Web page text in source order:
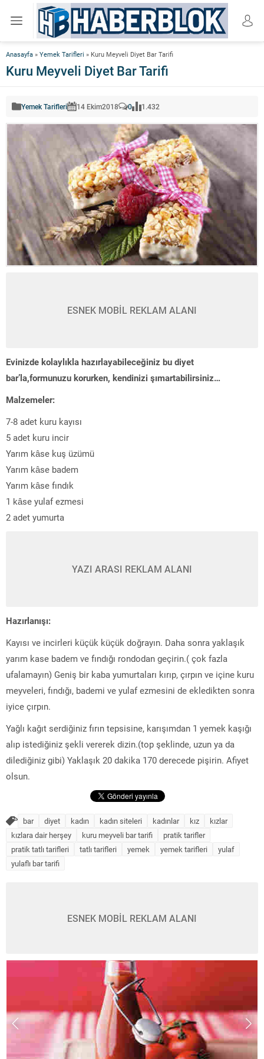
Anasayfa » Yemek Tarifleri » Kuru Meyveli Diyet Bar Tarifi
Kuru Meyveli Diyet Bar Tarifi
Yemek Tarifleri 14 Ekim2018 0 1.432
ESNEK MOBİL REKLAM ALANI
Evinizde kolaylıkla hazırlayabileceğiniz bu diyet
bar’la,formunuzu korurken, kendinizi şımartabilirsiniz…
Malzemeler:
7-8 adet kuru kayısı
5 adet kuru incir
Yarım kâse kuş üzümü
Yarım kâse badem
Yarım kâse fındık
1 kâse yulaf ezmesi
2 adet yumurta
YAZI ARASI REKLAM ALANI
Hazırlanışı:
Kayısı ve incirleri küçük küçük doğrayın. Daha sonra yaklaşık
yarım kase badem ve fındığı rondodan geçirin.( çok fazla
ufalamayın) Geniş bir kaba yumurtaları kırıp, çırpın ve içine kuru
meyveleri, fındığı, bademi ve yulaf ezmesini de ekledikten sonra
iyice çırpın.
Yağlı kağıt serdiğiniz fırın tepsisine, karışımdan 1 yemek kaşığı
alıp istediğiniz şekli vererek dizin.(top şeklinde, uzun ya da
dilediğiniz gibi) Yaklaşık 20 dakika 170 derecede pişirin. Afiyet
olsun.
bar diyet kadın kadın siteleri kadınlar kız
kızlar
kızlara dair herşey
kuru meyveli bar tarifi
pratik tarifler
pratik tatlı tarifleri
tatlı tarifleri yemek yemek tarifleri
yulaf
yulaflı bar tarifi
ESNEK MOBİL REKLAM ALANI